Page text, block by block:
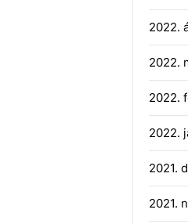
2022.
2022.
2022.
2022.
2021.
2021.